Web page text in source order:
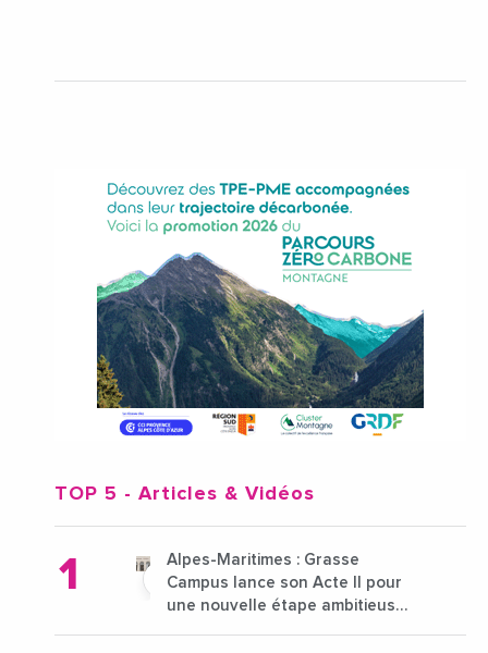
TOP 5 - Articles & Vidéos
Alpes-Maritimes : Grasse
Campus lance son Acte II pour
une nouvelle étape ambitieuse